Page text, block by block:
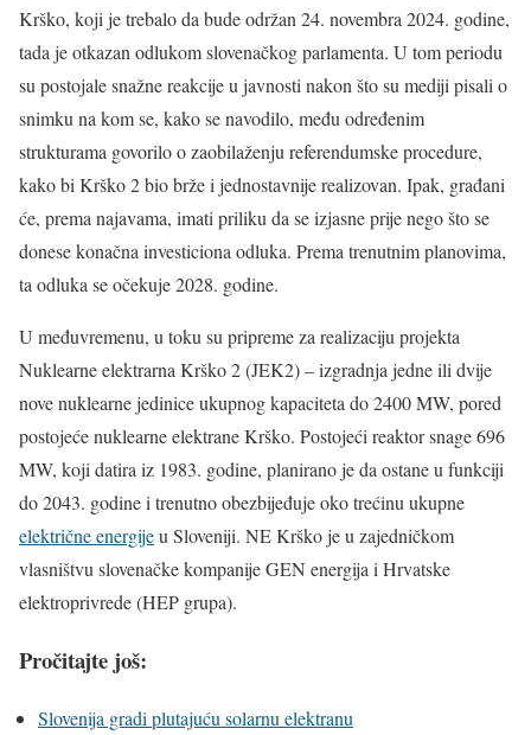
Krško, koji je trebalo da bude održan 24. novembra 2024. godine,
tada je otkazan odlukom slovenačkog parlamenta. U tom periodu
su postojale snažne reakcije u javnosti nakon što su mediji pisali o
snimku na kom se, kako se navodilo, među određenim
strukturama govorilo o zaobilaženju referendumske procedure,
kako bi Krško 2 bio brže i jednostavnije realizovan. Ipak, građani
će, prema najavama, imati priliku da se izjasne prije nego što se
donese konačna investiciona odluka. Prema trenutnim planovima,
ta odluka se očekuje 2028. godine.
U međuvremenu, u toku su pripreme za realizaciju projekta
Nuklearne elektrarna Krško 2 (JEK2) – izgradnja jedne ili dvije
nove nuklearne jedinice ukupnog kapaciteta do 2400 MW, pored
postojeće nuklearne elektrane Krško. Postojeći reaktor snage 696
MW, koji datira iz 1983. godine, planirano je da ostane u funkciji
do 2043. godine i trenutno obezbijeđuje oko trećinu ukupne
električne energijeu Sloveniji. NE Krško je u zajedničkom
vlasništvu slovenačke kompanije GEN energija i Hrvatske
elektroprivrede (HEP grupa).
Pročitajte još:
Slovenija gradi plutajuću solarnu elektranu